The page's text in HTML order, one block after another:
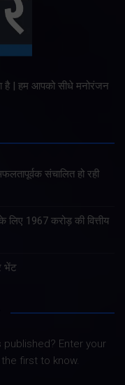
है | हम आपको सीधे मनोरंजन
संचालित हो रही
लिए 1967 करोड़ की वित्तीय
भेंट
Enter your
first to know.